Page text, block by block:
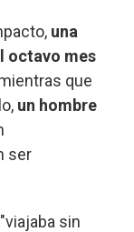
una
octavo mes
que
un hombre
ser
sin